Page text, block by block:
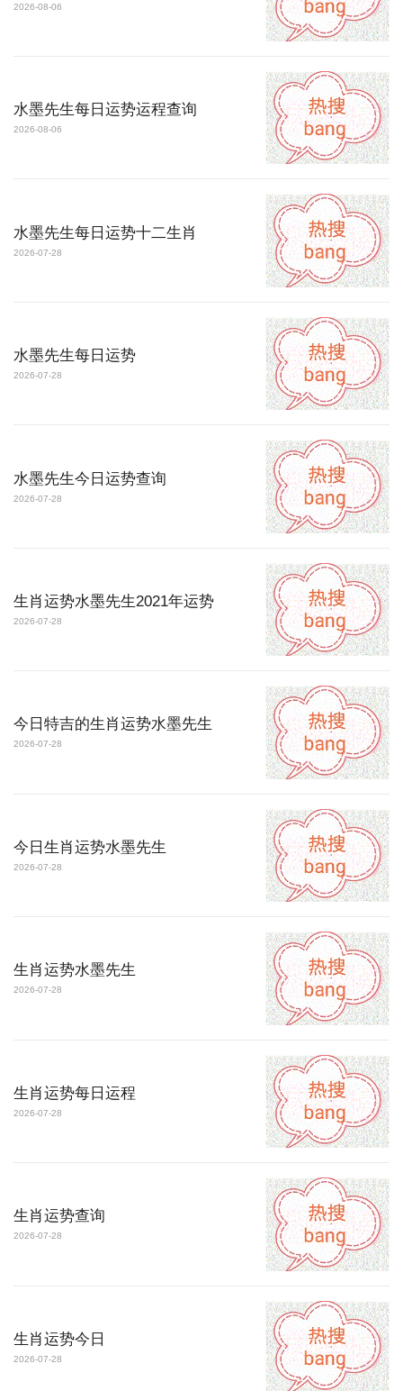
2026-08-06
水墨先生每日运势运程查询
2026-08-06
水墨先生每日运势十二生肖
2026-07-28
水墨先生每日运势
2026-07-28
水墨先生今日运势查询
2026-07-28
生肖运势水墨先生2021年运势
2026-07-28
今日特吉的生肖运势水墨先生
2026-07-28
今日生肖运势水墨先生
2026-07-28
生肖运势水墨先生
2026-07-28
生肖运势每日运程
2026-07-28
生肖运势查询
2026-07-28
生肖运势今日
2026-07-28